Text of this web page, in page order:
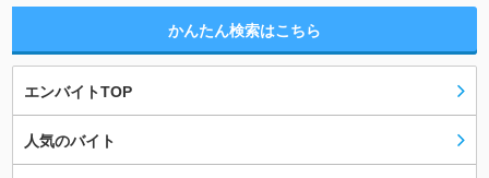
かんたん検索はこちら
エンバイトTOP
人気のバイト